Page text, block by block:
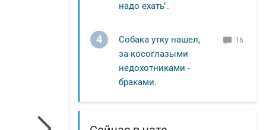
надо ехать".
4
Собака утку нашел,
за косоглазыми
недохотниками -
браками.
16